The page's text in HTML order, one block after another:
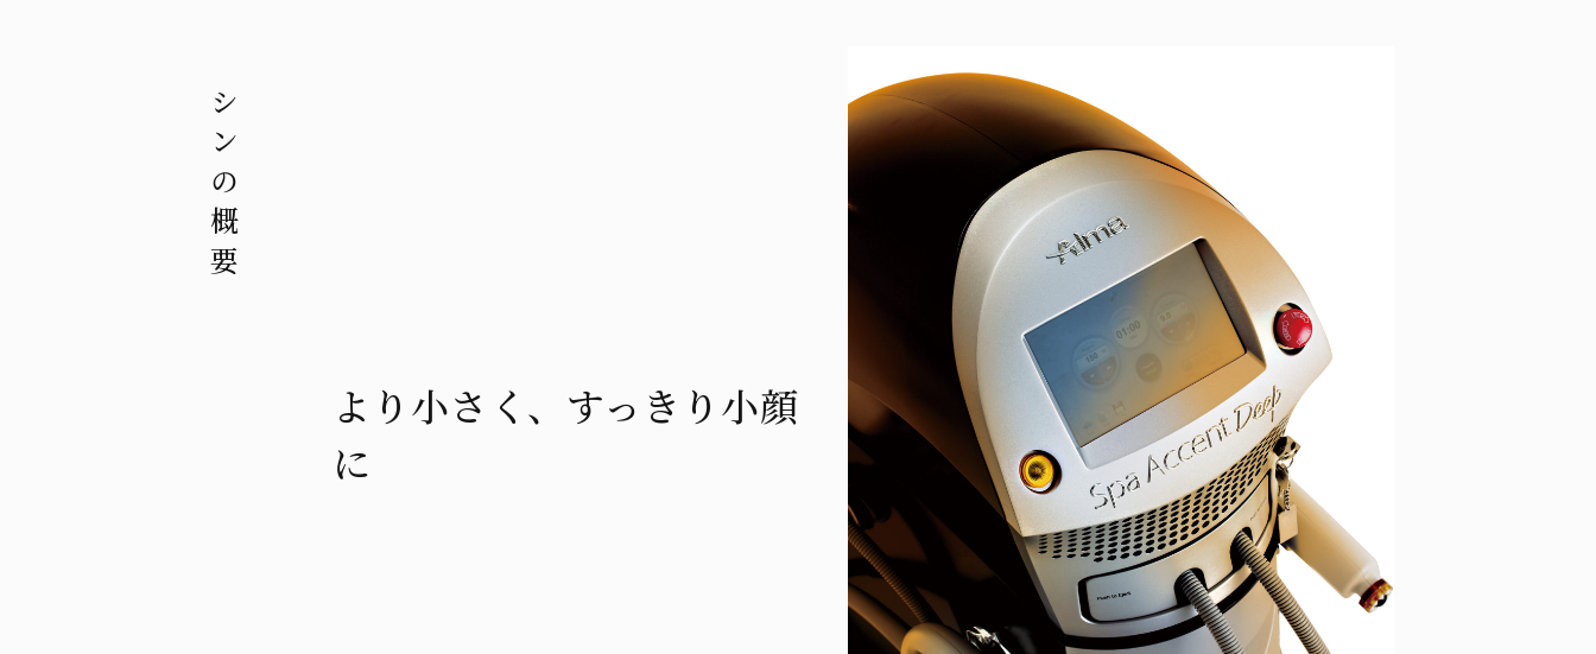
マシンの概要
より小さく、すっきり小顔
に